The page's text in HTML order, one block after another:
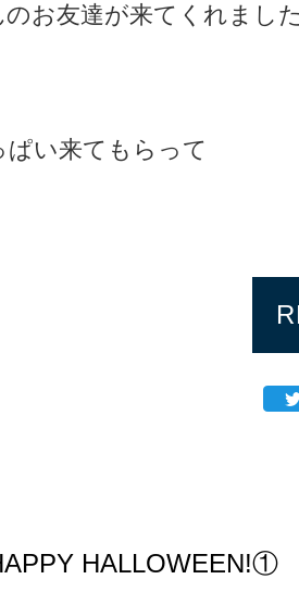
お友達が来てくれまし
い来てもらって
HALLOWEEN!①